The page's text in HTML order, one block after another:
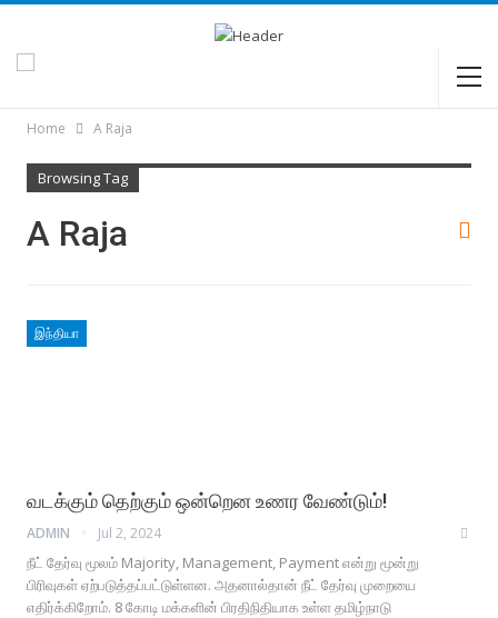
Home A Raja
Browsing Tag
A Raja
இந்தியா
வடக்கும் தெற்கும் ஒன்றென உணர வேண்டும்!
ADMIN Jul 2, 2024
நீட் தேர்வு மூலம் Majority, Management, Payment என்று மூன்று
பிரிவுகள் ஏற்படுத்தப்பட்டுள்ளன. அதனால்தான் நீட் தேர்வு முறையை
எதிர்க்கிறோம். 8 கோடி மக்களின் பிரதிநிதியாக உள்ள தமிழ்நாடு